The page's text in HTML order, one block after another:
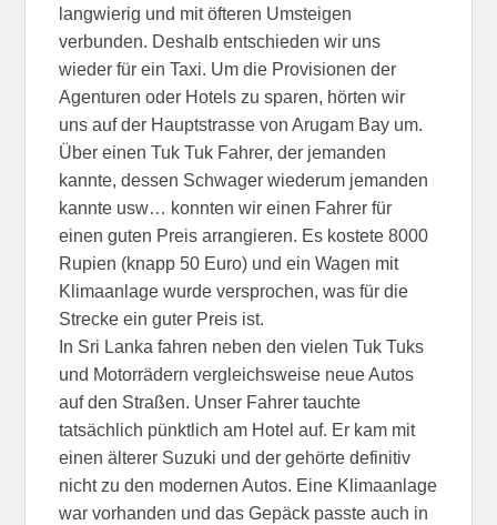
langwierig und mit öfteren Umsteigen
verbunden. Deshalb entschieden wir uns
wieder für ein Taxi. Um die Provisionen der
Agenturen oder Hotels zu sparen, hörten wir
uns auf der Hauptstrasse von Arugam Bay um.
Über einen Tuk Tuk Fahrer, der jemanden
kannte, dessen Schwager wiederum jemanden
kannte usw… konnten wir einen Fahrer für
einen guten Preis arrangieren. Es kostete 8000
Rupien (knapp 50 Euro) und ein Wagen mit
Klimaanlage wurde versprochen, was für die
Strecke ein guter Preis ist.
In Sri Lanka fahren neben den vielen Tuk Tuks
und Motorrädern vergleichsweise neue Autos
auf den Straßen. Unser Fahrer tauchte
tatsächlich pünktlich am Hotel auf. Er kam mit
einen älterer Suzuki und der gehörte definitiv
nicht zu den modernen Autos. Eine Klimaanlage
war vorhanden und das Gepäck passte auch in